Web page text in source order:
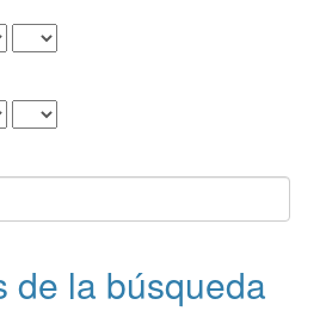
de la búsqueda